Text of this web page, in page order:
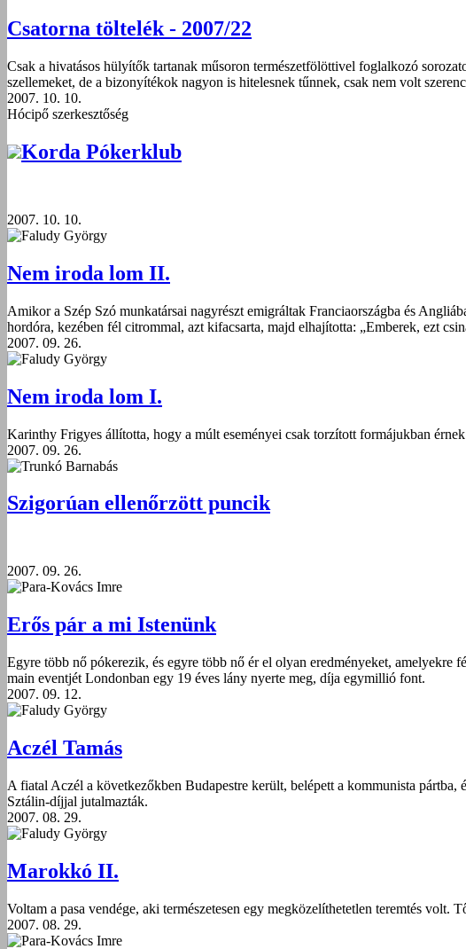
Csatorna töltelék - 2007/22
Csak a hivatásos hülyítők tartanak műsoron természetfölöttivel foglalkozó
szellemeket, de a bizonyítékok nagyon is hitelesnek tűnnek, csak nem volt
2007. 10. 10.
Hócipő szerkesztőség
Korda Pókerklub
2007. 10. 10.
Faludy György
Nem iroda lom II.
Amikor a Szép Szó munkatársai nagyrészt emigráltak Franciaországba és
hordóra, kezében fél citrommal, azt kifacsarta, majd elhajította: „Emberek, ezt
2007. 09. 26.
Faludy György
Nem iroda lom I.
Karinthy Frigyes állította, hogy a múlt eseményei csak torzított formájukban
2007. 09. 26.
Trunkó Barnabás
Szigorúan ellenőrzött puncik
2007. 09. 26.
Para-Kovács Imre
Erős pár a mi Istenünk
Egyre több nő pókerezik, és egyre több nő ér el olyan eredményeket, amelyekre
main eventjét Londonban egy 19 éves lány nyerte meg, díja egymillió font.
2007. 09. 12.
Faludy György
Aczél Tamás
A fiatal Aczél a következőkben Budapestre került, belépett a kommunista
Sztálin-díjjal jutalmazták.
2007. 08. 29.
Faludy György
Marokkó II.
Voltam a pasa vendége, aki természetesen egy megközelíthetetlen teremtés
2007. 08. 29.
Para-Kovács Imre